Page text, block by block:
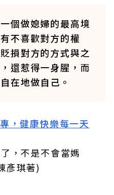
個做媳婦的最高境
不喜歡對方的權
損對方的方式與之
還惹得一身腥，而
在地做自己。
，健康快樂每一天
，不是不會當媽
彥琪著)